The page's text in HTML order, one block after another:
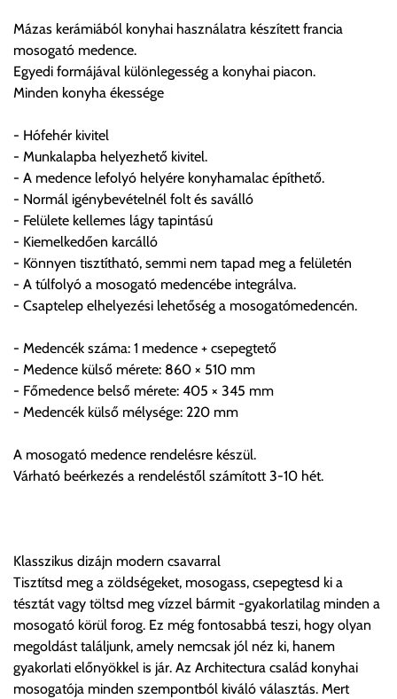
lemondhatja, vagy kérheti a személyes átvételre való
módosítását.
FIGYELEM!!
A MEGRENDELŐ KIFEJEZETT KÉRÉSÉRE ÉS
FELELŐSSÉGÉRE LEHETSÉGES!!
Egyéb leírások:
Budapesti szállítások:
1, Budapestre kért szállítás esetén az általános szállítás
helyett időre történő extra szállítás kérése is lehetséges
egyedi áron. A szállítás megbeszélt időablakban lehetőség
megjelöléssel kérhető munkanapokon 09.00 - 15.00 között.
A költséget a megrendeléskor rendelt termék/termékek,
valamint az ott megadott szállítási cím alapján a központ
számolja, valamint visszaigazolja.
Az árak csak a címre való szállítást tartalmazzák
anyagmozgatás, be- illetve felszállítás nélkül.
1, 0-200.000 forint szállítónak fizetett vásárlási ellenérték
között az utánvét díj összege bruttó 600 forint.
2, 200.000-500.000 forint szállítónak fizetett vásárlási
ellenérték között az utánvét díj összege bruttó 1200 forint.
3, 500.000-1.000.000 forint szállítónak fizetett vásárlási
ellenérték között az utánvét díj összege bruttó 1900 forint.
Mázas kerámiából konyhai használatra készített francia
mosogató medence.
Egyedi formájával különlegesség a konyhai piacon.
Minden konyha ékessége
- Hófehér kivitel
- Munkalapba helyezhető kivitel.
- A medence lefolyó helyére konyhamalac építhető.
- Normál igénybevételnél folt és saválló
- Felülete kellemes lágy tapintású
- Kiemelkedően karcálló
- Könnyen tisztítható, semmi nem tapad meg a felületén
- A túlfolyó a mosogató medencébe integrálva.
- Csaptelep elhelyezési lehetőség a mosogatómedencén.
- Medencék száma: 1 medence + csepegtető
- Medence külső mérete: 860 × 510 mm
- Főmedence belső mérete: 405 × 345 mm
- Medencék külső mélysége: 220 mm
A mosogató medence rendelésre készül.
Várható beérkezés a rendeléstől számított 3-10 hét.
Klasszikus dizájn modern csavarral
Tisztítsd meg a zöldségeket, mosogass, csepegtesd ki a
tésztát vagy töltsd meg vízzel bármit -gyakorlatilag minden a
mosogató körül forog. Ez még fontosabbá teszi, hogy olyan
megoldást találjunk, amely nemcsak jól néz ki, hanem
gyakorlati előnyökkel is jár. Az Architectura család konyhai
mosogatója minden szempontból kiváló választás. Mert